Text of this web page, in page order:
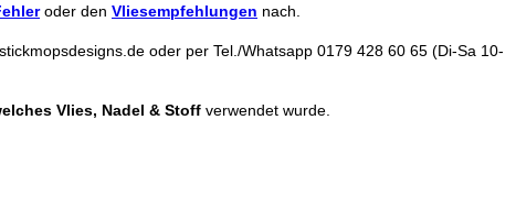
oder den Vliesempfehlungen nach.
oder per Tel./Whatsapp 0179 428 60 65 (Di-Sa 10-
Vlies, Nadel & Stoff verwendet wurde.